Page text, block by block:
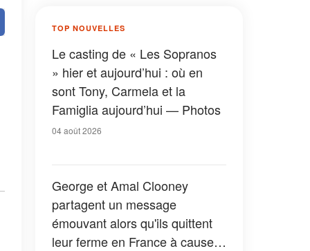
TOP NOUVELLES
Le casting de « Les Sopranos
» hier et aujourd’hui : où en
sont Tony, Carmela et la
Famiglia aujourd’hui — Photos
04 août 2026
George et Amal Clooney
partagent un message
émouvant alors qu'ils quittent
leur ferme en France à cause